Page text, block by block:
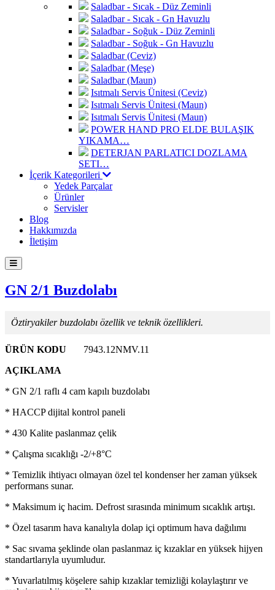
Saladbar - Sıcak - Düz Zeminli
Saladbar - Sıcak - Gn Havuzlu
Saladbar - Soğuk - Düz Zeminli
Saladbar - Soğuk - Gn Havuzlu
Saladbar (Ceviz)
Saladbar (Meşe)
Saladbar (Maun)
Isıtmalı Servis Ünitesi (Ceviz)
Isıtmalı Servis Ünitesi (Maun)
Isıtmalı Servis Ünitesi (Maun)
POWER HAND PRO ELDE BULAŞIK
YIKAMA…
DETERJAN PARLATICI DOZLAMA
SETI…
İçerik Kategorileri
Yedek Parçalar
Ürünler
Servisler
Blog
Hakkımızda
İletişim
GN 2/1 Buzdolabı
Öztiryakiler buzdolabı özellik ve teknik özellikleri.
ÜRÜN KODU
7943.12NMV.11
AÇIKLAMA
* GN 2/1 raflı 4 cam kapılı buzdolabı
* HACCP dijital kontrol paneli
* 430 Kalite paslanmaz çelik
* Çalışma sıcaklığı -2/+8°C
* Temizlik ihtiyacı olmayan özel tel kondenser her zaman yüksek
performans sunar.
* Maksimum iç hacim. Defrost sırasında minimum sıcaklık artışı.
* Özel tasarım hava kanalıyla dolap içi optimum hava dağılımı
* Sac sıvama şeklinde olan paslanmaz iç kızaklar en yüksek hijyen
standartlarıyla uyumludur.
* Yuvarlatılmış köşelere sahip kızaklar temizliği kolaylaştırır ve